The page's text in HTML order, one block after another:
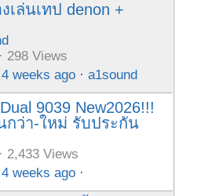
เล่นเทป denon +
298 Views
4 weeks ago ·a1sound
9039 New2026!!!
กว่า-ใหม่ รับประกัน
2,433 Views
4 weeks ago ·